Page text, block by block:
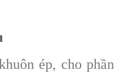
ép, cho phần